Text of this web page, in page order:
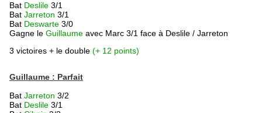
Bat Deslile 3/1
Bat Jarreton 3/1
Bat Deswarte 3/0
Gagne le Guillaume avec Marc 3/1 face à Deslile / Jarreton
3 victoires + le double (+ 12 points)
Guillaume : Parfait
Bat Jarreton 3/2
Bat Deslile 3/1